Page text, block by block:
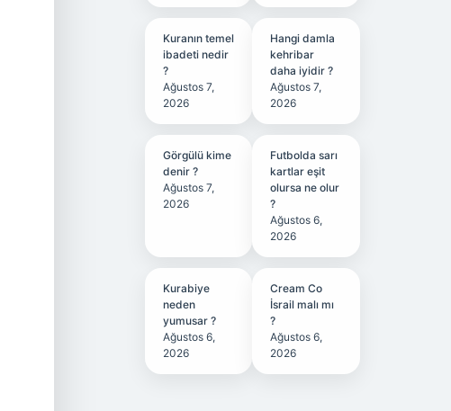
Kuranın temel
ibadeti nedir
?
Ağustos 7,
2026
Hangi damla
kehribar
daha iyidir ?
Ağustos 7,
2026
Görgülü kime
denir ?
Ağustos 7,
2026
Futbolda sarı
kartlar eşit
olursa ne olur
?
Ağustos 6,
2026
Kurabiye
neden
yumusar ?
Ağustos 6,
2026
Cream Co
İsrail malı mı
?
Ağustos 6,
2026